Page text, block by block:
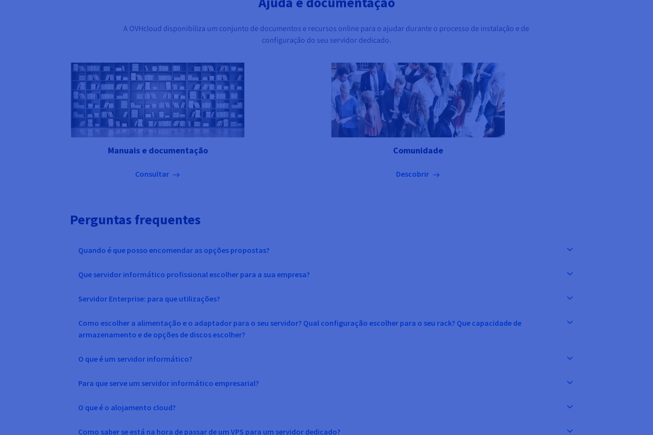
A OVHcloud disponibiliza um conjunto de documentos e recursos online para o ajudar durante o processo de instalação e de
configuração do seu servidor dedicado.
Manuais e documentação
Consultar
Comunidade
Descobrir
Perguntas frequentes
Quando é que posso encomendar as opções propostas?
Que servidor informático profissional escolher para a sua empresa?
Servidor Enterprise: para que utilizações?
Como escolher a alimentação e o adaptador para o seu servidor? Qual configuração escolher para o seu rack? Que capacidade de
armazenamento e de opções de discos escolher?
O que é um servidor informático?
Para que serve um servidor informático empresarial?
O que é o alojamento cloud?
Como saber se está na hora de passar de um VPS para um servidor dedicado?